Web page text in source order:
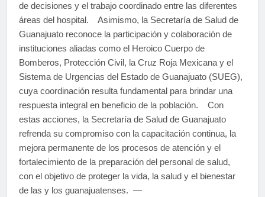
de decisiones y el trabajo coordinado entre las diferentes
áreas del hospital. Asimismo, la Secretaría de Salud de
Guanajuato reconoce la participación y colaboración de
instituciones aliadas como el Heroico Cuerpo de
Bomberos, Protección Civil, la Cruz Roja Mexicana y el
Sistema de Urgencias del Estado de Guanajuato (SUEG),
cuya coordinación resulta fundamental para brindar una
respuesta integral en beneficio de la población. Con
estas acciones, la Secretaría de Salud de Guanajuato
refrenda su compromiso con la capacitación continua, la
mejora permanente de los procesos de atención y el
fortalecimiento de la preparación del personal de salud,
con el objetivo de proteger la vida, la salud y el bienestar
de las y los guanajuatenses. —